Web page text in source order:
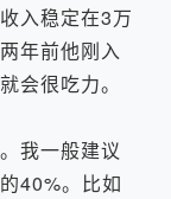
入稳定在3万
年前他刚入
会很吃力。
我一般建议
40%。比如